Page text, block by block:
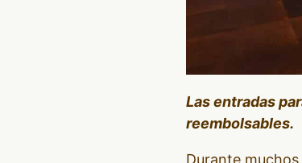
Las entradas
reembolsables.
Durante